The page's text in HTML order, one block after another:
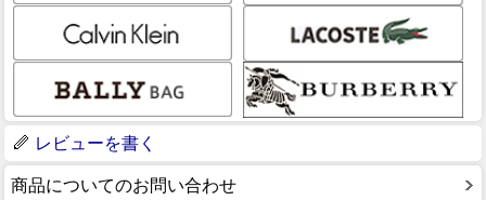
レビューを書く
商品についてのお問い合わせ